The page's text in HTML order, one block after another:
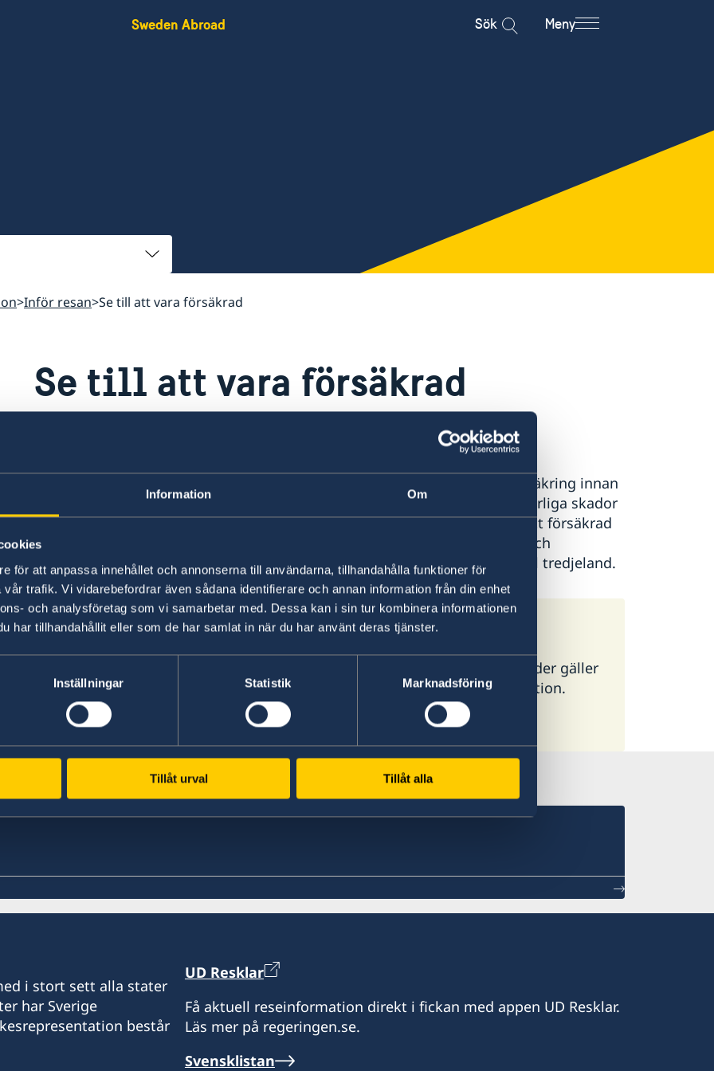
Information Om
för att anpassa innehållet och annonserna till användarna, tillhandahålla funktioner för
trafik. Vi vidarebefordrar även sådana identifierare och annan information från din enhet
och analysföretag som vi samarbetar med. Dessa kan i sin tur kombinera informationen
har tillhandahållit eller som de har samlat in när du har använt deras tjänster.
Inställningar Statistik Marknadsföring
Tillåt urval Tillåt alla
Sweden Abroad Sök Meny
Inför resan Se till att vara försäkrad
Se till att vara försäkrad
Besökare bör se över sitt försäkringsskydd och teckna en fullgod reseförsäkring innan
resan påbörjas. Sjukvården i Tanzania är bristfällig, vilket leder till att allvarliga skador
eller sjukdomsfall ofta kräver evakuering. Det är därför viktigt att du är rätt försäkrad
innan du påbörjar din resa. Resenärer bör därför erhålla en fullgod rese- och
sjukförsäkring som även täcker eventuell sjuktransport till Sverige eller till tredjeland.
Se till att vara försäkrad
Här finns grundläggande information som gäller för alla länder. I vissa länder gäller
dessutom ytterligare villkor. Kontakta ansvarig ambassad för mer information.
Läs mer
i stort sett alla stater
har Sverige
består
UD Resklar
Få aktuell reseinformation direkt i fickan med appen UD Resklar.
Läs mer på regeringen.se.
Svensklistan